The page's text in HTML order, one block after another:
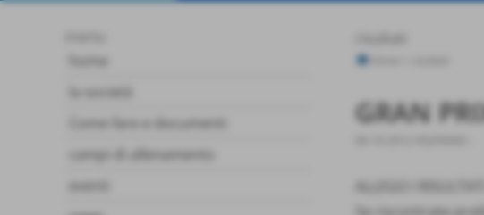
home
la società
Come fare e documenti
campi di allenamento
eventi
GRAN